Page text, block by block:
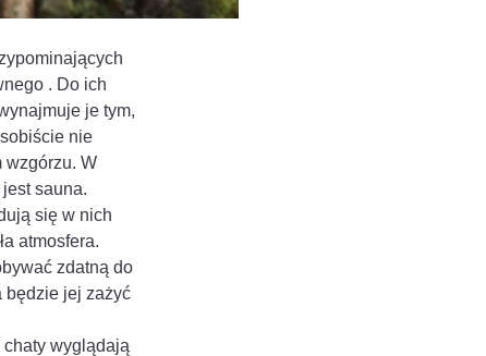
. Do ich
je tym,
nie
wzgórzu. W
sauna.
się w nich
atmosfera.
zdatną do
będzie jej zażyć
wyglądają